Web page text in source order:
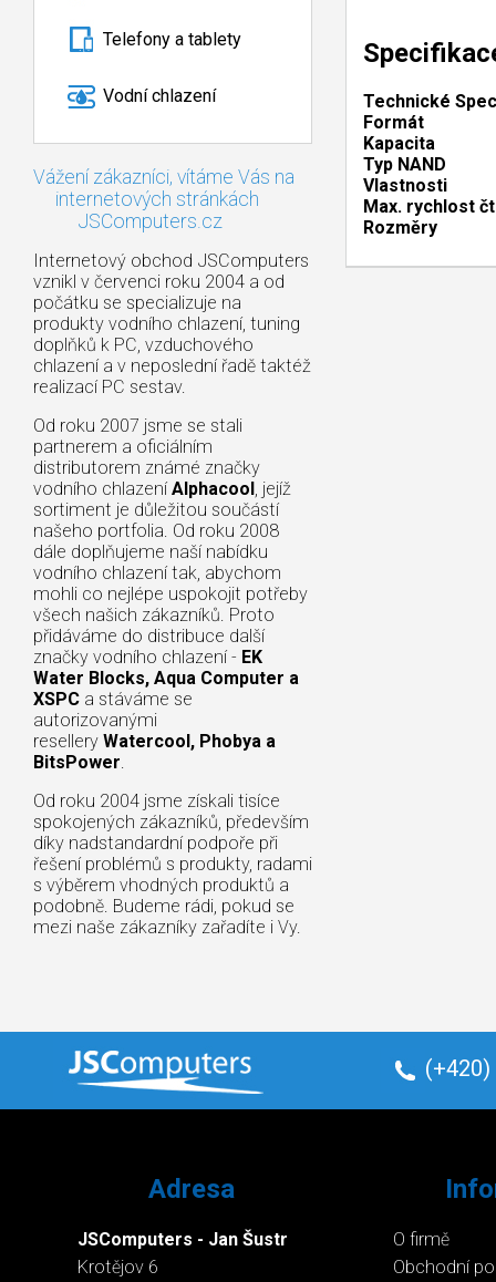
Telefony a tablety
Vodní chlazení
Vážení zákazníci, vítáme Vás na
internetových stránkách
JSComputers.cz
Internetový obchod JSComputers
vznikl v červenci roku 2004 a od
počátku se specializuje na
produkty vodního chlazení, tuning
doplňků k PC, vzduchového
chlazení a v neposlední řadě taktéž
realizací PC sestav.
Od roku 2007 jsme se stali
partnerem a oficiálním
distributorem známé značky
vodního chlazení Alphacool, jejíž
sortiment je důležitou součástí
našeho portfolia. Od roku 2008
dále doplňujeme naší nabídku
vodního chlazení tak, abychom
mohli co nejlépe uspokojit potřeby
všech našich zákazníků. Proto
přidáváme do distribuce další
značky vodního chlazení - EK
Water Blocks, Aqua Computer a
XSPC a stáváme se
autorizovanými
resellery Watercool, Phobya a
BitsPower.
Od roku 2004 jsme získali tisíce
spokojených zákazníků, především
díky nadstandardní podpoře při
řešení problémů s produkty, radami
s výběrem vhodných produktů a
podobně. Budeme rádi, pokud se
mezi naše zákazníky zařadíte i Vy.
Technické
Formát
Kapacita
Typ NAND
Vlastnosti
Max. rychlost
Rozměry
(+420)
Adresa
JSComputers - Jan Šustr
Krotějov 6
O firmě
Obchodní